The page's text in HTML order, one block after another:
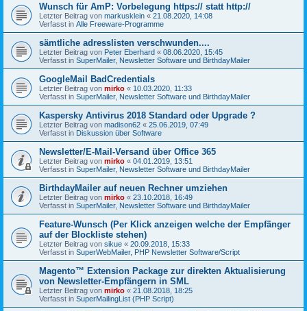
Wunsch für AmP: Vorbelegung https:// statt http://
Letzter Beitrag von markusklein « 21.08.2020, 14:08
Verfasst in Alle Freeware-Programme
sämtliche adresslisten verschwunden....
Letzter Beitrag von Peter Eberhard « 08.06.2020, 15:45
Verfasst in SuperMailer, Newsletter Software und BirthdayMailer
GoogleMail BadCredentials
Letzter Beitrag von mirko « 10.03.2020, 11:33
Verfasst in SuperMailer, Newsletter Software und BirthdayMailer
Kaspersky Antivirus 2018 Standard oder Upgrade ?
Letzter Beitrag von madison62 « 25.06.2019, 07:49
Verfasst in Diskussion über Software
Newsletter/E-Mail-Versand über Office 365
Letzter Beitrag von mirko « 04.01.2019, 13:51
Verfasst in SuperMailer, Newsletter Software und BirthdayMailer
BirthdayMailer auf neuen Rechner umziehen
Letzter Beitrag von mirko « 23.10.2018, 16:49
Verfasst in SuperMailer, Newsletter Software und BirthdayMailer
Feature-Wunsch (Per Klick anzeigen welche der Empfänger
auf der Blockliste stehen)
Letzter Beitrag von sikue « 20.09.2018, 15:33
Verfasst in SuperWebMailer, PHP Newsletter Software/Script
Magento™ Extension Package zur direkten Aktualisierung
von Newsletter-Empfängern in SML
Letzter Beitrag von mirko « 21.08.2018, 18:25
Verfasst in SuperMailingList (PHP Script)